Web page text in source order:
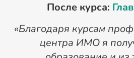
После курса:
«Благодаря курсам
центра ИМО я